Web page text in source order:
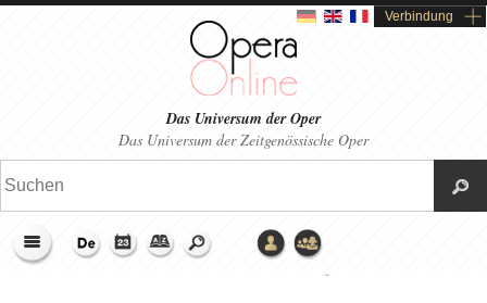
Verbindung
Das Universum der Oper
Das Universum der Zeitgenössische Oper
Ähnliche Produktionen